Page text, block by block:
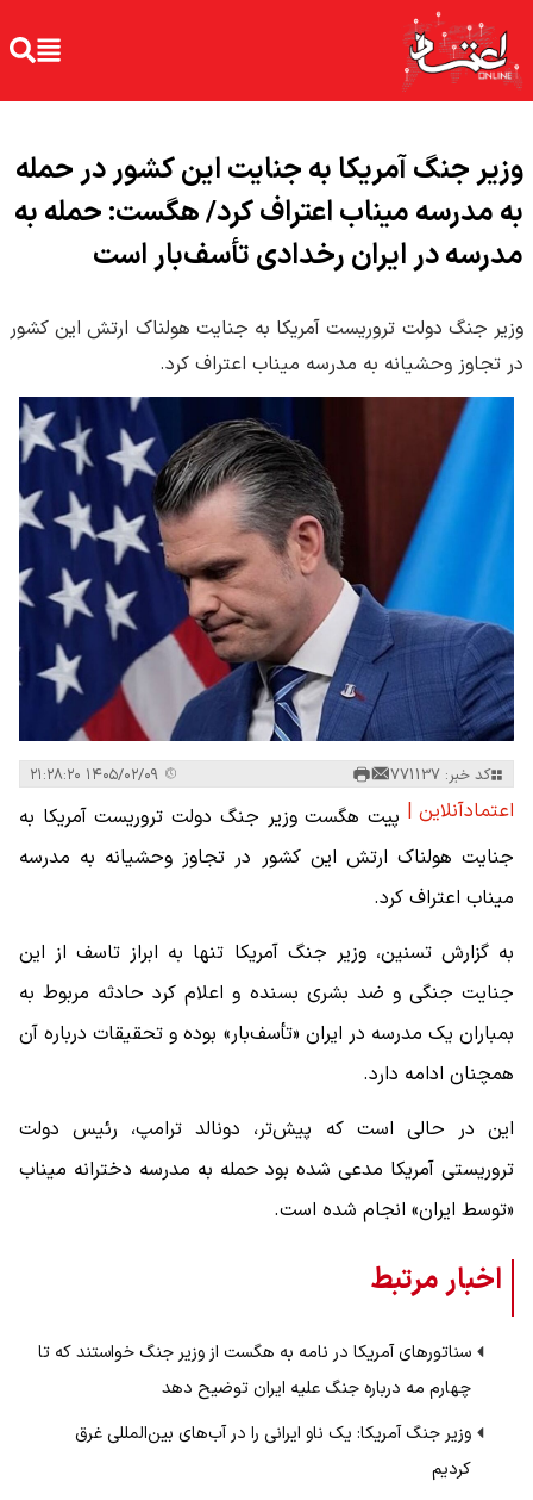
وزیر جنگ آمریکا به جنایت این کشور در حمله
به مدرسه میناب اعتراف کرد/ هگست: حمله به
مدرسه در ایران رخدادی تأسف‌بار است
وزیر جنگ دولت تروریست آمریکا به جنایت هولناک ارتش این کشور
در تجاوز وحشیانه به مدرسه میناب اعتراف کرد.
کد خبر: 771137
اعتمادآنلاین | پیت هگست وزیر جنگ دولت تروریست آمریکا به
جنایت هولناک ارتش این کشور در تجاوز وحشیانه به مدرسه
میناب اعتراف کرد.
به گزارش تسنین، وزیر جنگ آمریکا تنها به ابراز تاسف از این
جنایت جنگی و ضد بشری بسنده و اعلام کرد حادثه مربوط به
بمباران یک مدرسه در ایران «تأسف‌بار» بوده و تحقیقات درباره آن
همچنان ادامه دارد.
این در حالی است که پیش‌تر، دونالد ترامپ، رئیس دولت
تروریستی آمریکا مدعی شده بود حمله به مدرسه دخترانه میناب
«توسط ایران» انجام شده است.
اخبار مرتبط
سناتورهای آمریکا در نامه به هگست از وزیر جنگ خواستند که تا
چهارم مه درباره جنگ علیه ایران توضیح دهد
وزیر جنگ آمریکا: یک ناو ایرانی را در آب‌های بین‌المللی غرق
کردیم